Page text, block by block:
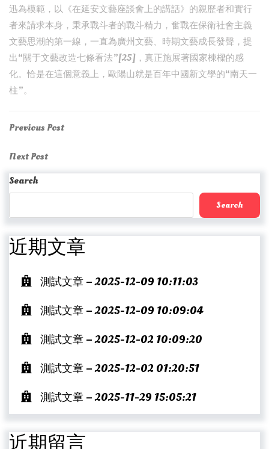
迅為模範，以《在延安文藝座談會上的講話》的親歷者和實行
者來請求本身，秉承戰斗者的戰斗精力，奮戰在保衛社會主義
文藝思潮的第一線，一直為廣州文藝、時期文藝成長發聲，提
出“關于文藝改造七條看法”[25]，真正施展著國家棟樑的感
化。恰是在這個意義上，歐陽山就是百年中國新文學的“南天一
柱”。
Post
navigation
Previous
Previous Post
Next
Post
Next Post
Search
Search
近期文章
測試文章 – 2025-12-09 10:11:03
測試文章 – 2025-12-09 10:09:04
測試文章 – 2025-12-02 10:09:20
測試文章 – 2025-12-02 01:20:51
測試文章 – 2025-11-29 15:05:21